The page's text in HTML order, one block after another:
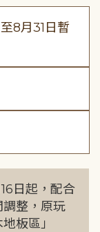
8月31日暫
日起，配合
整，原玩
板區」